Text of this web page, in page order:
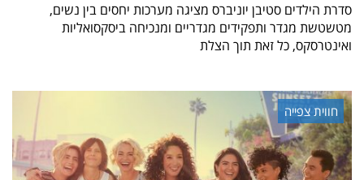
סדרת הילדים סטיבן יוניברס מציגה מערכות יחסים בין נשים,
מטשטשת מגדר ותפקידים מגדריים ומנכיחה ביסקסואליות
ואינטרסקס, כל זאת תוך הצלת
חווית צפייה